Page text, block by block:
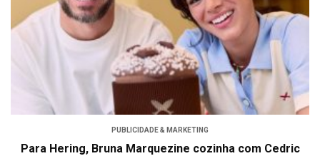
PUBLICIDADE & MARKETING
Para Hering, Bruna Marquezine cozinha com Cedric